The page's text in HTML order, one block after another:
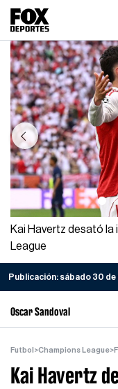
Previous
Kai Havertz desató la
League
Publicación: sábado 30 de
Oscar Sandoval
Futbol >Champions League>
Kai Havertz